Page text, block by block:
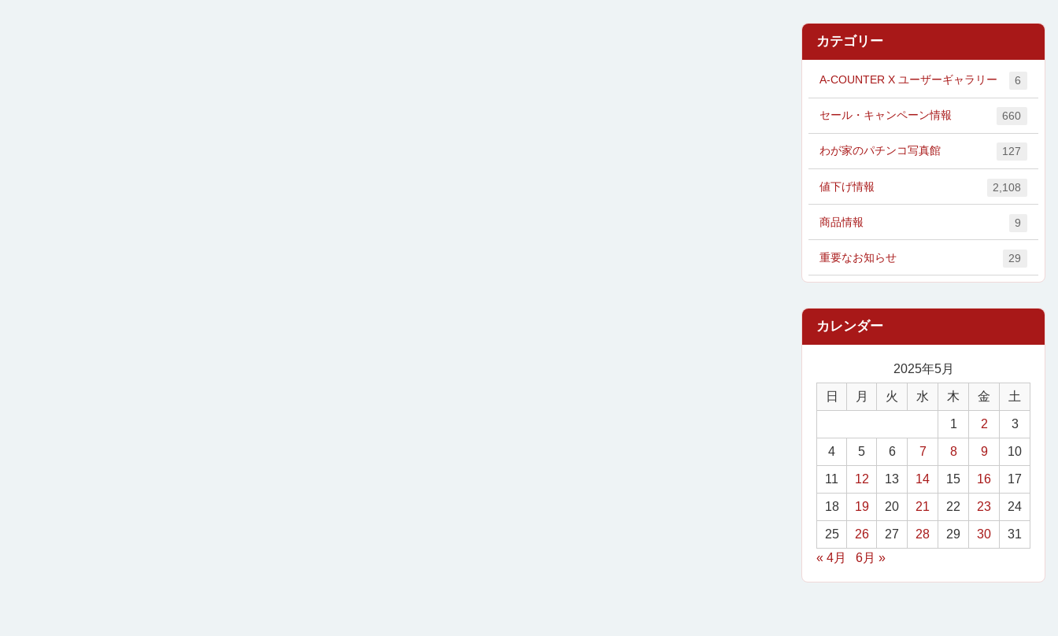
カテゴリー
A-COUNTER X ユーザーギャラリー 6
セール・キャンペーン情報 660
わが家のパチンコ写真館 127
値下げ情報 2,108
商品情報 9
重要なお知らせ 29
2025年5月
日 月 火 水 木 金 土
1 2 3
4 5 6 7 8 9 10
11 12 13 14 15 16 17
18 19 20 21 22 23 24
25 26 27 28 29 30
31
« 4月
6月 »